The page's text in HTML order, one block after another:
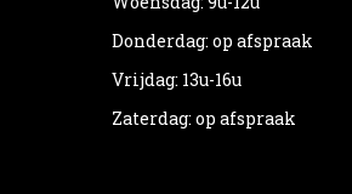
Donderdag: op afspraak
Vrijdag: 13u-16u
Zaterdag: op afspraak